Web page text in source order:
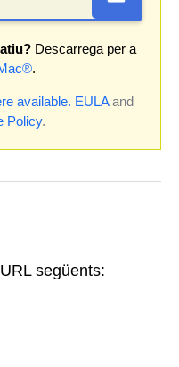
Descarrega per a
.
available. EULAand
Policy.
següents: